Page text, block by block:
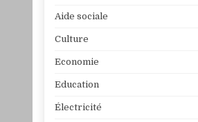
Aide sociale
Culture
Economie
Education
Électricité